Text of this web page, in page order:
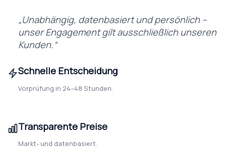
„Unabhängig, datenbasiert und persönlich –
unser Engagement gilt ausschließlich unseren
Kunden.“
Schnelle Entscheidung
Vorprüfung in 24–48 Stunden.
Transparente Preise
Markt- und datenbasiert.